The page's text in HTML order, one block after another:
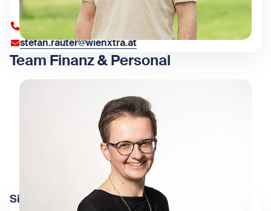
+43 1 909 4000 84360
stefan.rauter@wienxtra.at
Team Finanz & Personal
Silke Seper